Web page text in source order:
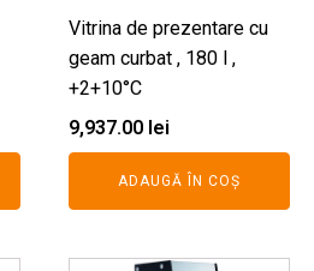
Vitrina de prezentare cu
geam curbat , 180 l ,
+2+10°C
9,937.00 lei
ADAUGĂ ÎN COȘ